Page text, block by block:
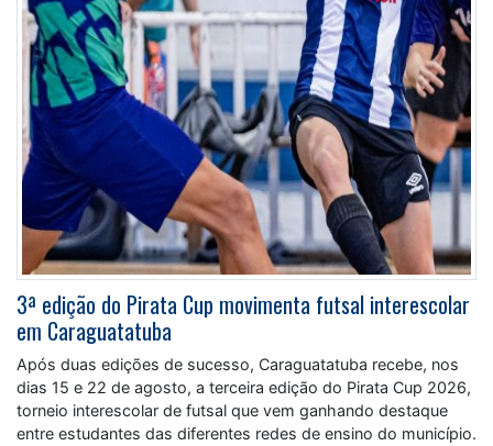
3ª edição do Pirata Cup movimenta futsal interescolar
em Caraguatatuba
Após duas edições de sucesso, Caraguatatuba recebe, nos
dias 15 e 22 de agosto, a terceira edição do Pirata Cup 2026,
torneio interescolar de futsal que vem ganhando destaque
entre estudantes das diferentes redes de ensino do município.